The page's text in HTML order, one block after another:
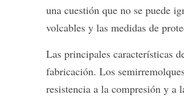
una cuestión que no se puede
volcables y las medidas de
Las principales características
fabricación. Los
resistencia a la compresión y a